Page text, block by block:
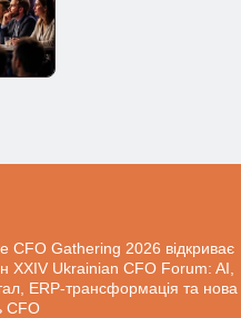
CFO Gathering 2026 відкриває
XXIV Ukrainian CFO Forum: AI,
ERP-трансформація та нова
CFO